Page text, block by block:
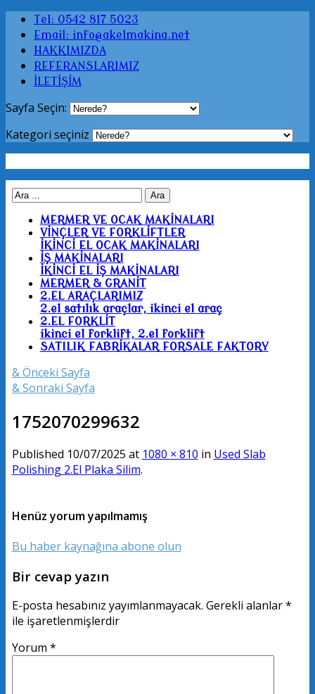
Tel: 0542 817 5023
Email: info@akelmakina.net
HAKKIMIZDA
REFERANSLARIMIZ
İLETİŞİM
Sayfa Seçin:
Kategori seçiniz
MERMER VE OCAK MAKİNALARI
VİNÇLER VE FORKLİFTLER
İKİNCİ EL OCAK MAKİNALARI
İŞ MAKİNALARI
İKİNCİ EL İŞ MAKİNALARI
MERMER & GRANİT
2.EL ARAÇLARIMIZ
2.el satılık araçlar, ikinci el araç
2.EL FORKLİT
ikinci el forklift, 2.el forklift
SATILIK FABRİKALAR FORSALE FAKTORY
& Önceki Sayfa
& Sonraki Sayfa
1752070299632
Published 10/07/2025 at 1080 × 810 in Used Slab
Polishing 2.El Plaka Silim.
Henüz yorum yapılmamış
Bu haber kaynağına abone olun
Bir cevap yazın
E-posta hesabınız yayımlanmayacak. Gerekli alanlar*
ile işaretlenmişlerdir
Yorum *